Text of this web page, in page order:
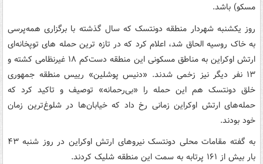
مسکو) باشد.
روز یکشنبه شهردار منطقه دونتسک که سال گذشته با برگزاری همه‌پرسی
به خاک روسیه الحاق شد، اعلام کرد که در تازه ترین حمله‌ های توپخانه‌ای
ارتش اوکراین به مناطق مسکونی این منطقه دست‌کم ۱۸ غیرنظامی کشته و
۱۳ نفر دیگر نیز زخمی شدند. «دنیس پوشلین» رییس منطقه جمهوری
خلق دونتسک هم این حمله را «بی‌رحمانه» توصیف و تاکید کرد که
حمله‌های ارتش اوکراین زمانی رخ داد که خیابان‌ها در شلوغ‌ترین زمان
خود بودند.
به گفته مقامات محلی دونتسک نیروهای ارتش اوکراین در روز شنبه ۴۳
بار بیش از ۱۶۱ پرتابه به سمت این منطقه شلیک کردند.